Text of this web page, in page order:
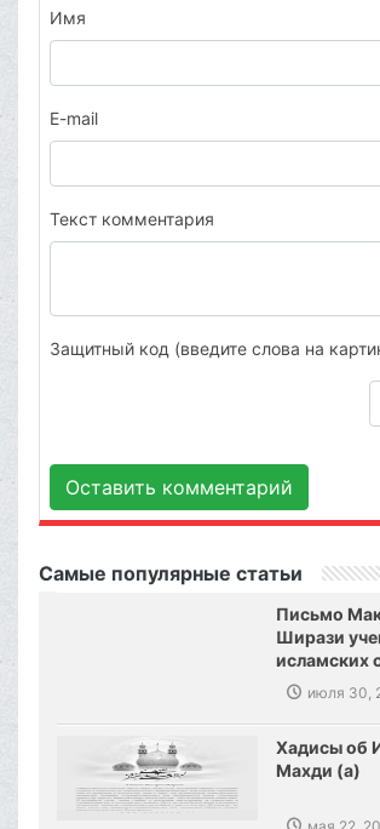
Имя
E-mail
Текст комментария
Защитный код (введите слова на
Оставить комментарий
Самые популярные статьи
Письмо
Ширази
исламских
июля 30,
Хадисы об
Махди (а)